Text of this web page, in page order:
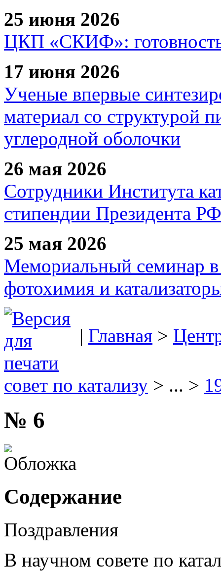
25 июня 2026
ЦКП «СКИФ»: готовность
17 июня 2026
Ученые впервые
материал со структурой
углеродной оболочки
26 мая 2026
Сотрудники Института
стипендии Президента РФ
25 мая 2026
Мемориальный семинар в
фотохимия и
| Главная >
совет по катализу > ... >
№ 6
Содержание
Поздравления
В научном совете по